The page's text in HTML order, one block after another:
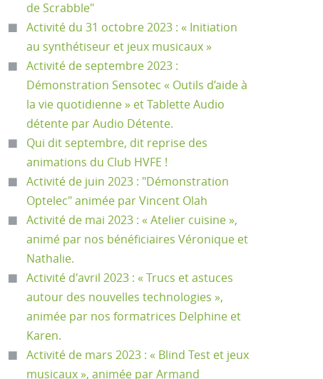
de Scrabble"
Activité du 31 octobre 2023 : « Initiation
au synthétiseur et jeux musicaux »
Activité de septembre 2023 :
Démonstration Sensotec « Outils d’aide à
la vie quotidienne » et Tablette Audio
détente par Audio Détente.
Qui dit septembre, dit reprise des
animations du Club HVFE !
Activité de juin 2023 : "Démonstration
Optelec" animée par Vincent Olah
Activité de mai 2023 : « Atelier cuisine »,
animé par nos bénéficiaires Véronique et
Nathalie.
Activité d'avril 2023 : « Trucs et astuces
autour des nouvelles technologies »,
animée par nos formatrices Delphine et
Karen.
Activité de mars 2023 : « Blind Test et jeux
musicaux », animée par Armand